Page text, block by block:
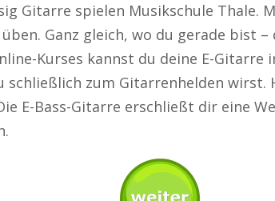
Gitarre spielen Musikschule Thale.
Ganz gleich, wo du gerade bist
Kurses kannst du deine E-Gitarre
zum Gitarrenhelden
E-Bass-Gitarre erschließt dir eine